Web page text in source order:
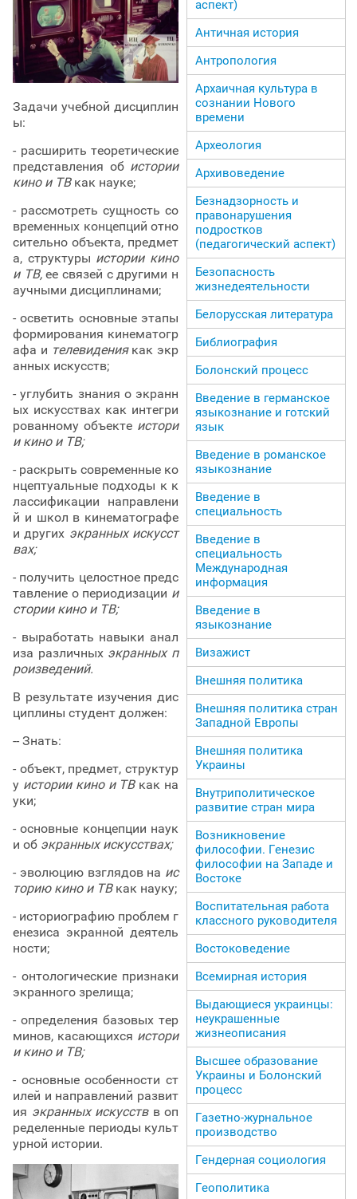
Задачи учебной дисциплин
ы:
- расширить теоретические
представления об истории
кино и ТВкак науке;
- рассмотреть сущность со
временных концепций отно
сительно объекта, предмет
а, структуры истории кино
и ТВ,ее связей с другими н
аучными дисциплинами;
- осветить основные этапы
формирования кинематогр
афа и телевидениякак экр
анных искусств;
- углубить знания о экранн
ых искусствах как интегри
рованному объекте истори
и кино и ТВ;
- раскрыть современные ко
нцептуальные подходы к к
лассификации направлени
й и школ в кинематографе
и других экранных искусст
вах;
- получить целостное предс
тавление о периодизации и
стории кино и ТВ;
- выработать навыки анал
иза различных экранных п
роизведений.
В результате изучения дис
циплины студент должен:
-- Знать:
- объект, предмет, структур
у истории кино и ТВкак на
уки;
- основные концепции наук
и об экранных искусствах;
- эволюцию взглядов на ис
торию кино и ТВкак науку;
- историографию проблем г
енезиса экранной деятель
ности;
- онтологические признаки
экранного зрелища;
- определения базовых тер
минов, касающихся истори
и кино и ТВ;
- основные особенности ст
илей и направлений развит
ия экранных искусствв оп
ределенные периоды культ
урной истории.
аспект)
Античная история
Антропология
Архаичная культура в
сознании Нового
времени
Археология
Архивоведение
Безнадзорность и
правонарушения
подростков
(педагогический аспект)
Безопасность
жизнедеятельности
Белорусская литература
Библиография
Болонский процесс
Введение в германское
языкознание и готский
язык
Введение в романское
языкознание
Введение в
специальность
Введение в
специальность
Международная
информация
Введение в
языкознание
Визажист
Внешняя политика
Внешняя политика стран
Западной Европы
Внешняя политика
Украины
Внутриполитическое
развитие стран мира
Возникновение
философии. Генезис
философии на Западе и
Востоке
Воспитательная работа
классного руководителя
Востоковедение
Всемирная история
Выдающиеся украинцы:
неукрашенные
жизнеописания
Высшее образование
Украины и Болонский
процесс
Газетно-журнальное
производство
Гендерная социология
Геополитика